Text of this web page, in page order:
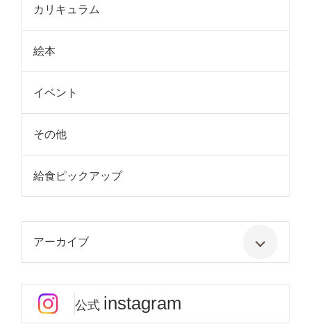
カリキュラム
絵本
イベント
その他
給食ピックアップ
アーカイブ
公式 instagram